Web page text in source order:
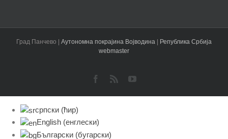
Град Панчево | Аутономна покрајина Војводина | Република Србија
webmaster
Facebook
Rss YouTube
српски (ћир)
English (енглески)
Български (бугарски)